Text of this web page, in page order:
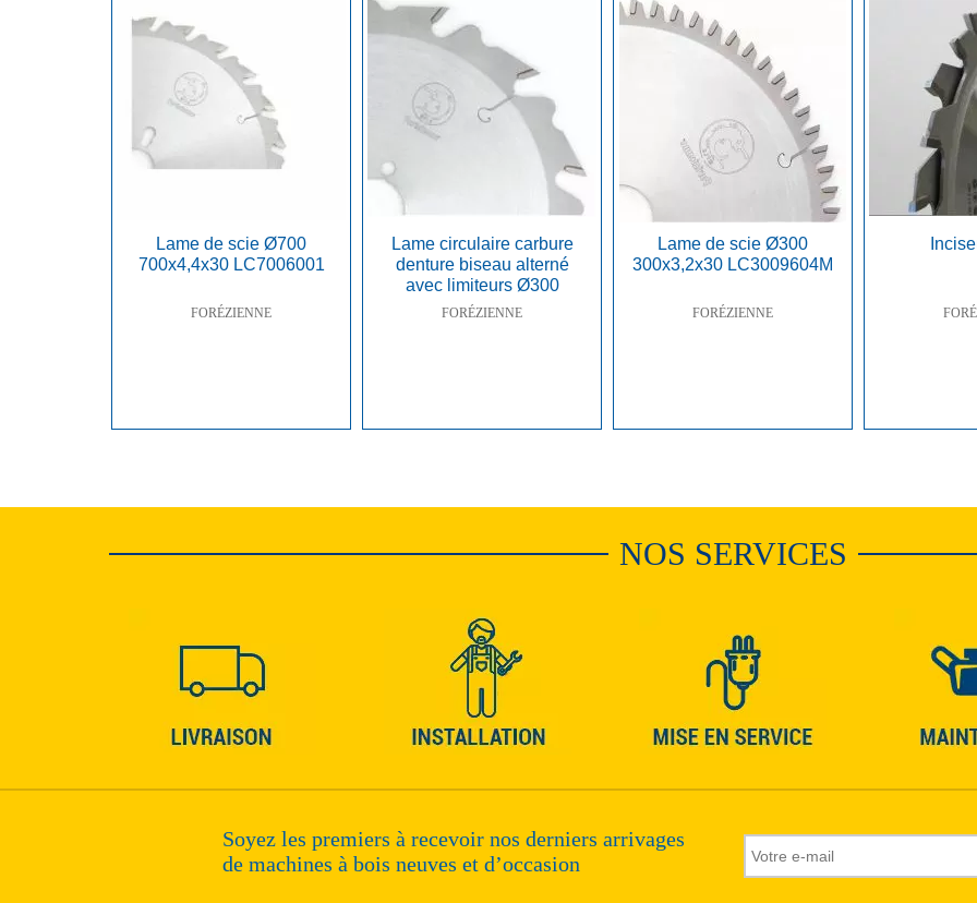
Lame de scie Ø700
700x4,4x30 LC7006001
FORÉZIENNE
Lame circulaire carbure
denture biseau alterné
avec limiteurs Ø300
FORÉZIENNE
Lame de scie Ø300
300x3,2x30 LC3009604M
FORÉZIENNE
NOS SERVICES
Soyez les premiers à recevoir nos derniers arrivages
de machines à bois neuves et d’occasion